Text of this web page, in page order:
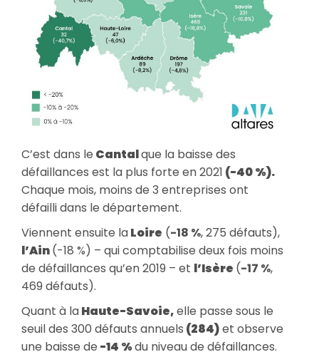
C’est dans le Cantalque la baisse des
défaillances est la plus forte en 2021 (-40 %).
Chaque mois, moins de 3 entreprises ont
défailli dans le département.
Viennent ensuite laLoire (-18 %, 275 défauts),
l’Ain(-18 %) – qui comptabilise deux fois moins
de défaillances qu’en 2019 – et l’Isère (-17 %,
469 défauts).
Quant à laHaute-Savoie,elle passe sous le
seuil des 300 défauts annuels (284)et observe
une baisse de -14 %du niveau de défaillances.